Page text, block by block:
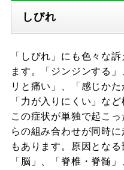
しびれ
「しびれ」にも色々な
ます。「ジンジンする
リと痛い」、「感じかた
「力が入りにくい」など
この症状が単独で起こ
らの組み合わせが同時に
もあります。原因となる
「脳」、「脊椎・脊髄